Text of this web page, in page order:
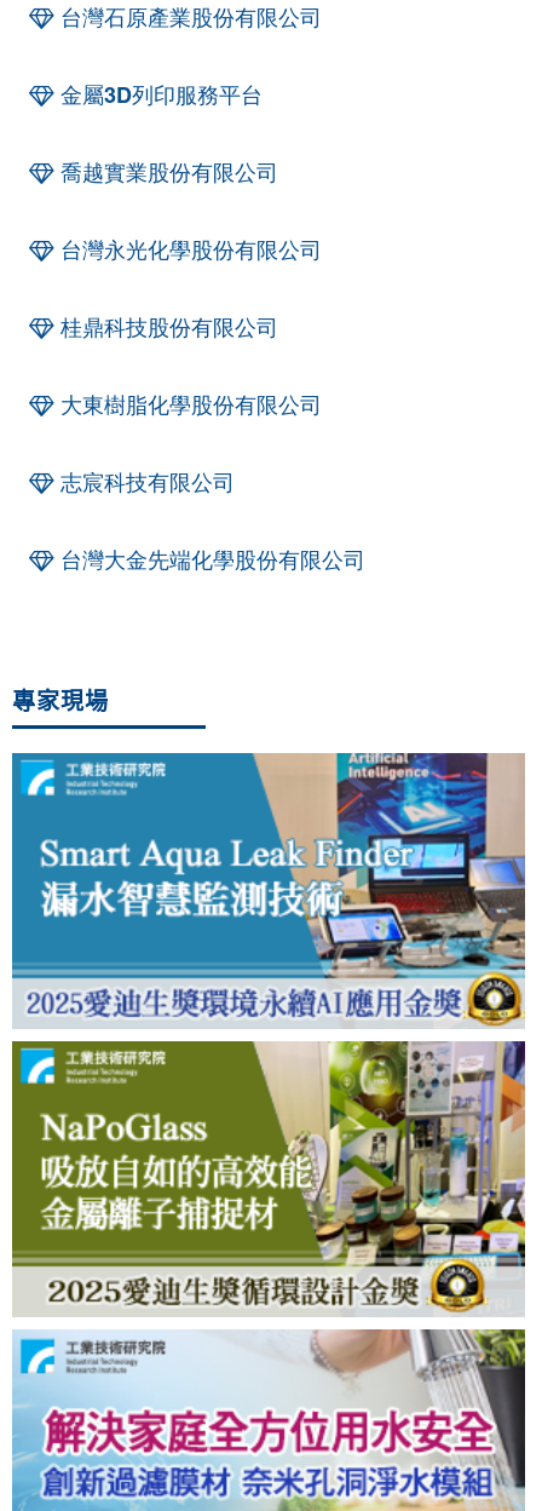
台灣石原產業股份有限公司
金屬3D列印服務平台
喬越實業股份有限公司
台灣永光化學股份有限公司
桂鼎科技股份有限公司
大東樹脂化學股份有限公司
志宸科技有限公司
台灣大金先端化學股份有限公司
專家現場